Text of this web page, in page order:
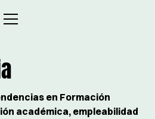
en Formación
académica, empleabilidad